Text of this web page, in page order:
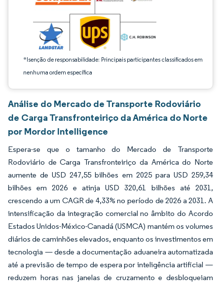
*Isenção de responsabilidade: Principais participantes classificados em
nenhuma ordem específica
Análise do Mercado de Transporte Rodoviário
de Carga Transfronteiriço da América do Norte
por Mordor Intelligence
Espera-se que o tamanho do Mercado de Transporte
Rodoviário de Carga Transfronteiriço da América do Norte
aumente de USD 247,55 bilhões em 2025 para USD 259,34
bilhões em 2026 e atinja USD 320,61 bilhões até 2031,
crescendo a um CAGR de 4,33% no período de 2026 a 2031. A
intensificação da integração comercial no âmbito do Acordo
Estados Unidos-México-Canadá (USMCA) mantém os volumes
diários de caminhões elevados, enquanto os investimentos em
tecnologia — desde a documentação aduaneira automatizada
até a previsão de tempo de espera por inteligência artificial —
reduzem horas nas janelas de cruzamento e desbloqueiam